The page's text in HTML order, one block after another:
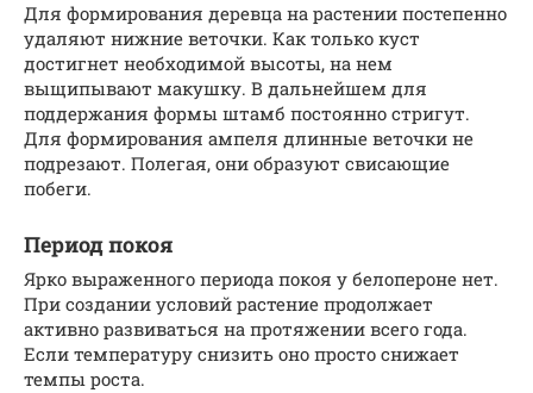
Для формирования деревца на растении постепенно
удаляют нижние веточки. Как только куст
достигнет необходимой высоты, на нем
выщипывают макушку. В дальнейшем для
поддержания формы штамб постоянно стригут.
Для формирования ампеля длинные веточки не
подрезают. Полегая, они образуют свисающие
побеги.
Период покоя
Ярко выраженного периода покоя у белопероне нет.
При создании условий растение продолжает
активно развиваться на протяжении всего года.
Если температуру снизить оно просто снижает
темпы роста.